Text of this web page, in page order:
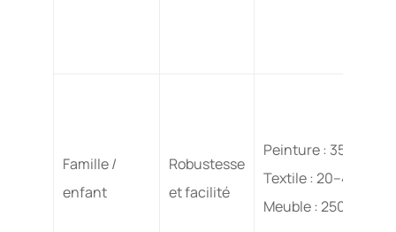
Famille /
enfant
Robustesse
et facilité
Peinture : 35–50 € /
Textile : 20–40 €
Meuble : 250–600 €